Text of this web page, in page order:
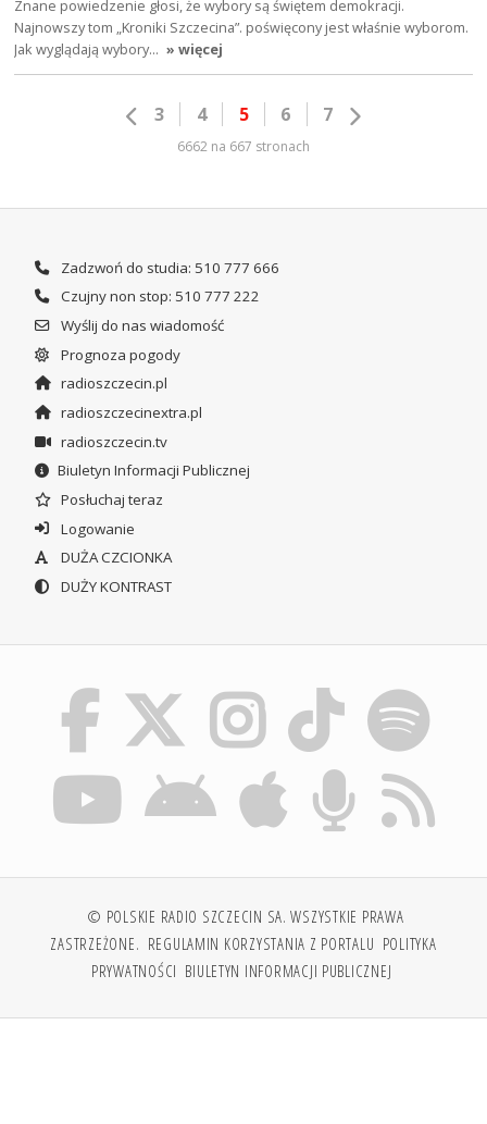
Znane powiedzenie głosi, że wybory są świętem demokracji.
Najnowszy tom „Kroniki Szczecina”. poświęcony jest właśnie wyborom.
Jak wyglądają wybory… » więcej
3 4 5 6 7
6662 na 667 stronach
Zadzwoń do studia: 510 777 666
Czujny non stop: 510 777 222
Wyślij do nas wiadomość
Prognoza pogody
radioszczecin.pl
radioszczecinextra.pl
radioszczecin.tv
Biuletyn Informacji Publicznej
Posłuchaj teraz
Logowanie
DUŻA CZCIONKA
DUŻY KONTRAST
© POLSKIE RADIO SZCZECIN SA. WSZYSTKIE PRAWA
ZASTRZEŻONE. REGULAMIN KORZYSTANIA Z PORTALU POLITYKA
PRYWATNOŚCI BIULETYN INFORMACJI PUBLICZNEJ